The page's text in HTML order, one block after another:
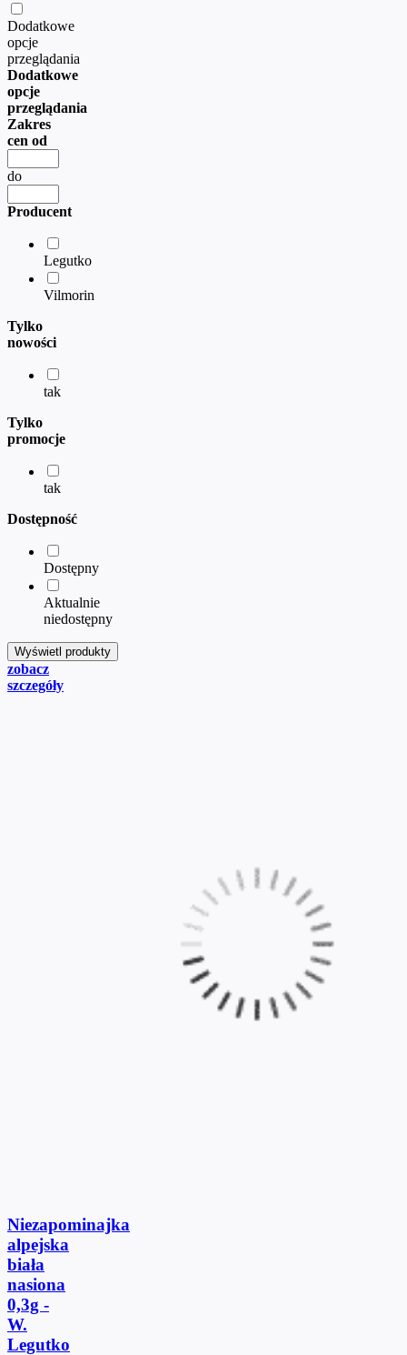
Dodatkowe
opcje
przeglądania
Dodatkowe
opcje
przeglądania
Zakres
cen od
do
Producent
Legutko
Vilmorin
Tylko
nowości
tak
Tylko
promocje
tak
Dostępność
Dostępny
Aktualnie
niedostępny
zobacz
szczegóły
Niezapominajka
alpejska
biała
nasiona
0,3g -
W.
Legutko